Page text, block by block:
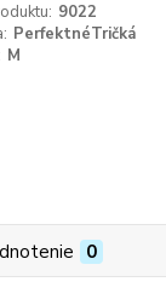
9022
PerfektnéTričká
M
0